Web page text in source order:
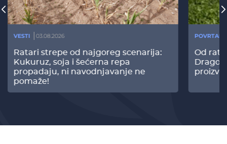
VESTI 03.08.2026
Ratari strepe od najgoreg scenarija:
Kukuruz, soja i šećerna repa
propadaju, ni navodnjavanje ne
pomaže!
Od